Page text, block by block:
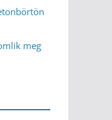
meg